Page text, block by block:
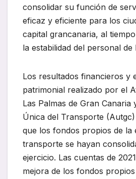
consolidar su función de
eficaz y eficiente para los
capital grancanaria, al
la estabilidad del personal de
Los resultados financieros y
patrimonial realizado por el
Las Palmas de Gran Canaria
Única del Transporte
que los fondos propios de la
transporte se hayan
ejercicio. Las cuentas de
mejora de los fondos propios